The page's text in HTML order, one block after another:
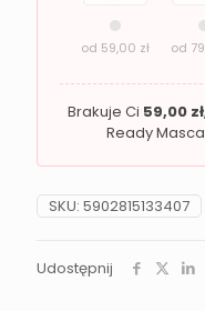
od 59,00 zł od
Brakuje Ci 59,00 zł
Ready
SKU: 5902815133407
Udostępnij